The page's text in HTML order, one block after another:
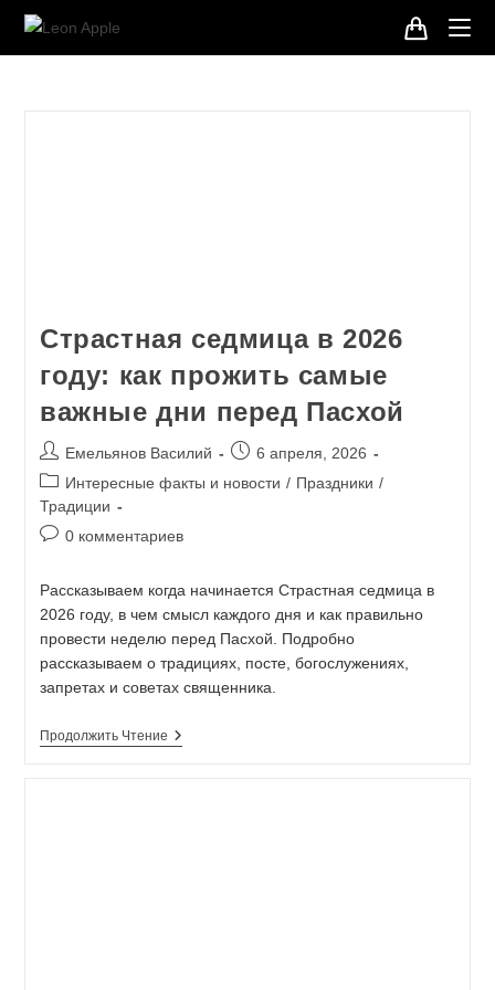
Страстная седмица в 2026
году: как прожить самые
важные дни перед Пасхой
Емельянов Василий
6 апреля, 2026
Интересные факты и новости / Праздники /
Традиции
0 комментариев
Рассказываем когда начинается Страстная седмица в
2026 году, в чем смысл каждого дня и как правильно
провести неделю перед Пасхой. Подробно
рассказываем о традициях, посте, богослужениях,
запретах и советах священника.
Продолжить Чтение